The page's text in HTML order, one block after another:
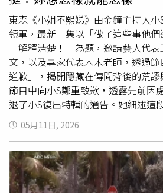
的嗎？」笑翻全場。隨著總決賽逼近
壓力全面升高，這次「1對1決戰舞
分過程全程由律師見證，競爭殘酷
場的總決賽，不只是比賽的終點，
的起點。
東森《小姐不熙娣》由金鐘主持人小
領軍，最新一集以「做了這些事他
一解釋清楚！」為題，邀請藝人代
文，以及專家代表木木老師，透過
道歉」，揭開隱藏在傳聞背後的荒
節目中向小S鄭重致歉，透露先前因
退了小S復出特輯的通告。她細述這
早年聽從豬哥亮建議「山根高才會
容，不料異物隨時間變寬、鼻子越
酸與埋線的輪迴。今年過年她下定
清」裡面的內容物與埋線，導致鼻
法如期上通告。面對王彩樺的坦誠
彩樺也自責以前曾為了信守承諾在
05月11日, 2026